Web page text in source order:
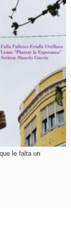
le falta un